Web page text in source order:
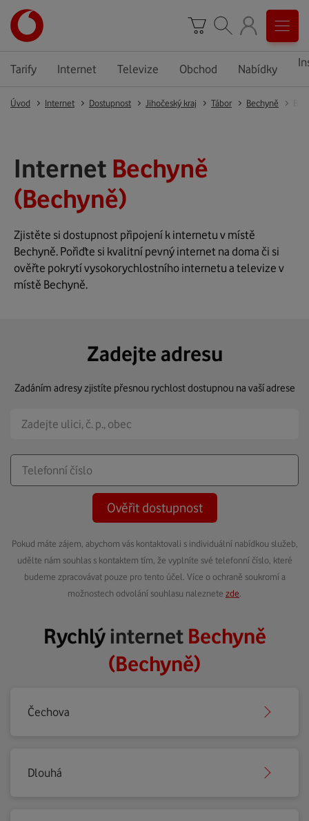
Tarify Internet Televize Obchod Nabídky
Úvod Internet Dostupnost Jihočeský kraj Tábor Bechyně
Internet Bechyně
(Bechyně)
Zjistěte si dostupnost připojení k internetu v místě
Bechyně. Pořiďte si kvalitní pevný internet na doma či si
ověřte pokrytí vysokorychlostního internetu a televize v
místě Bechyně.
Zadejte adresu
Zadáním adresy zjistíte přesnou rychlost dostupnou na vaší adrese
Ověřit dostupnost
Pokud máte zájem, abychom vás kontaktovali s individuální nabídkou služeb,
udělte nám souhlas s kontaktem tím, že vyplníte své telefonní číslo, které
budeme zpracovávat pouze pro tento účel. Více o ochraně soukromí a
možnostech odvolání souhlasu naleznete zde
Rychlýinternet Bechyně
(Bechyně)
Čechova
Dlouhá